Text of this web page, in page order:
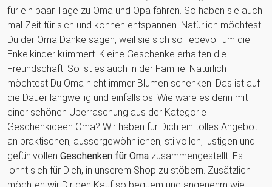
für ein paar Tage zu Oma und Opa fahren. So haben sie auch
mal Zeit für sich und können entspannen. Natürlich möchtest
Du der Oma Danke sagen, weil sie sich so liebevoll um die
Enkelkinder kümmert. Kleine Geschenke erhalten die
Freundschaft. So ist es auch in der Familie. Natürlich
möchtest Du Oma nicht immer Blumen schenken. Das ist auf
die Dauer langweilig und einfallslos. Wie wäre es denn mit
einer schönen Überraschung aus der Kategorie
Geschenkideen Oma? Wir haben für Dich ein tolles Angebot
an praktischen, aussergewöhnlichen, stilvollen, lustigen und
gefühlvollen Geschenken für Oma zusammengestellt. Es
lohnt sich für Dich, in unserem Shop zu stöbern. Zusätzlich
möchten wir Dir den Kauf so bequem und angenehm wie